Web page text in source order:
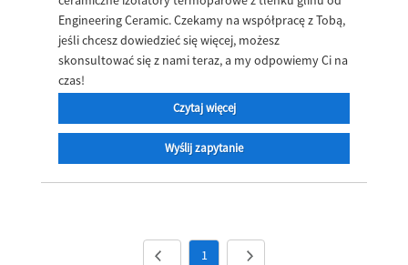
Engineering Ceramic. Czekamy na współpracę z Tobą,
jeśli chcesz dowiedzieć się więcej, możesz
skonsultować się z nami teraz, a my odpowiemy Ci na
czas!
Czytaj więcej
Wyślij zapytanie
1